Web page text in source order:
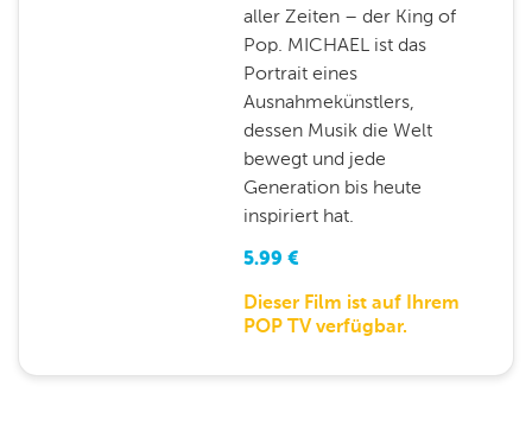
aller Zeiten – der King of
Pop. MICHAEL ist das
Portrait eines
Ausnahmekünstlers,
dessen Musik die Welt
bewegt und jede
Generation bis heute
inspiriert hat.
5.99 €
Dieser Film ist auf Ihrem
POP TV verfügbar.